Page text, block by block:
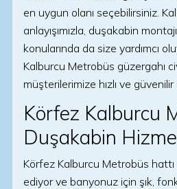
en uygun olanı seçebilirsiniz.
anlayışımızla, duşakabin
konularında da size yardımcı
Kalburcu Metrobüs güzergahı
müşterilerimize hızlı ve
Körfez Kalburcu
Duşakabin
Körfez Kalburcu Metrobüs hattı
ediyor ve banyonuz için şık,